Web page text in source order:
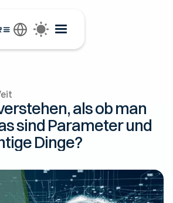
als ob man
sind Parameter und
Dinge?